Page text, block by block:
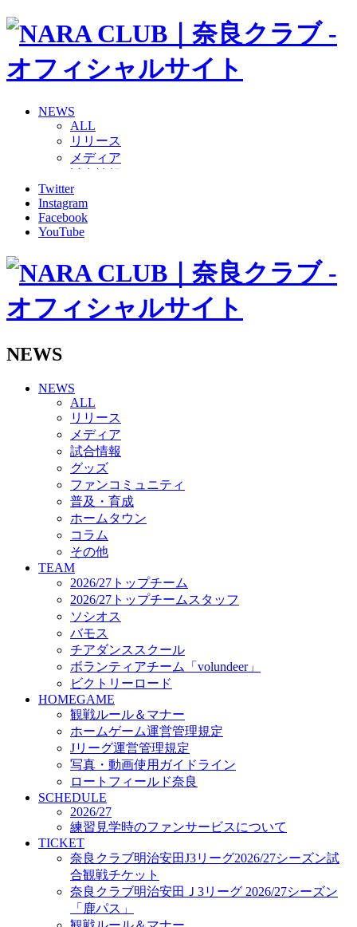
NEWS
ALL
リリース
メディア
グッズ
ファンコミュニティ
普及・育成
ホームタウン
その他
2026/27トップチーム
2026/27トップチームスタッフ
ボランティアチーム「volundeer」
ビクトリーロード
HOMEGAME
観戦ルール＆マナー
ホームゲーム運営管理規定
Jリーグ運営管理規定
写真・動画使用ガイドライン
ロートフィールド奈良
SCHEDULE
2026/27
練習見学時のファンサービスについて
TICKET
奈良クラブ明治安田J3リーグ2026/27シーズン試
合観戦チケット
奈良クラブ明治安田Ｊ3リーグ 2026/27シーズン
「鹿パス」
観戦ルール＆マナー
FANCOMMUNITY
2026/27ファンコミュニティ
サポートショップ
GOODS
オフィシャルストア（実店舗）
オンラインストア
ACADEMY
アカデミーについて
プロジェクト
コーチ&スタッフ
ジュニア
ジュニアユース
ユース
練習拠点（ナラディーア）
SCHOOL
2026/27 パートナー企業
Twitter
Instagram
Facebook
YouTube
NEWS
NEWS
ALL
リリース
メディア
試合情報
グッズ
ファンコミュニティ
普及・育成
ホームタウン
コラム
その他
TEAM
2026/27トップチーム
2026/27トップチームスタッフ
ソシオス
バモス
チアダンススクール
ボランティアチーム「volundeer」
ビクトリーロード
HOMEGAME
観戦ルール＆マナー
ホームゲーム運営管理規定
Jリーグ運営管理規定
写真・動画使用ガイドライン
ロートフィールド奈良
SCHEDULE
2026/27
練習見学時のファンサービスについて
TICKET
奈良クラブ明治安田J3リーグ2026/27シーズン試
合観戦チケット
奈良クラブ明治安田Ｊ3リーグ 2026/27シーズン
「鹿パス」